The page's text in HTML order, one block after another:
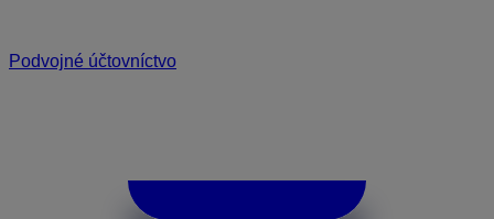
Podvojné účtovníctvo